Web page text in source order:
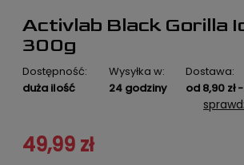
Activlab Black Gorilla
300g
Dostępność:
duża ilość
Wysyłka w:
24 godziny
Dostawa:
od 8,90 zł
Cena nie zawiera ewentualnych
49,99 zł